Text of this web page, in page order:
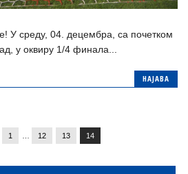
У среду, 04. децембра, са почетком
у оквиру 1/4 финала...
НАЈАВА
1 12 13 14